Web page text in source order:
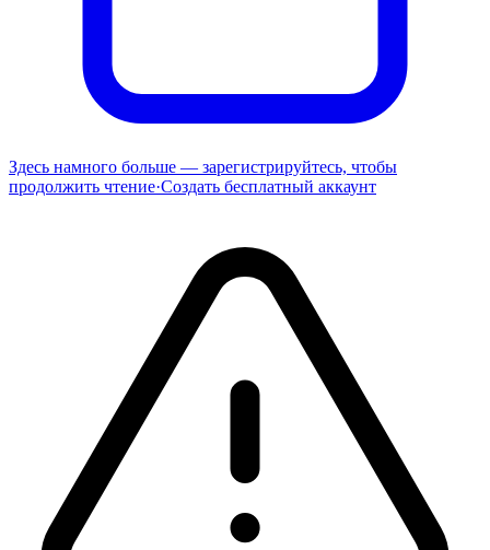
Здесь намного больше — зарегистрируйтесь, чтобы
продолжить чтение·Создать бесплатный аккаунт